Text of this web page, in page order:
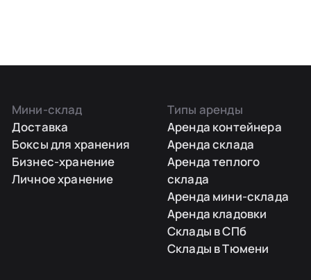
Мини-склад
Доставка
Боксы для хранения
Бизнес-хранение
Личное хранение
Типы аренды
Аренда контейнера
Аренда склада
Аренда теплого
склада
Аренда мини-склада
Аренда кладовки
Склады в СПб
Склады в Тюмени